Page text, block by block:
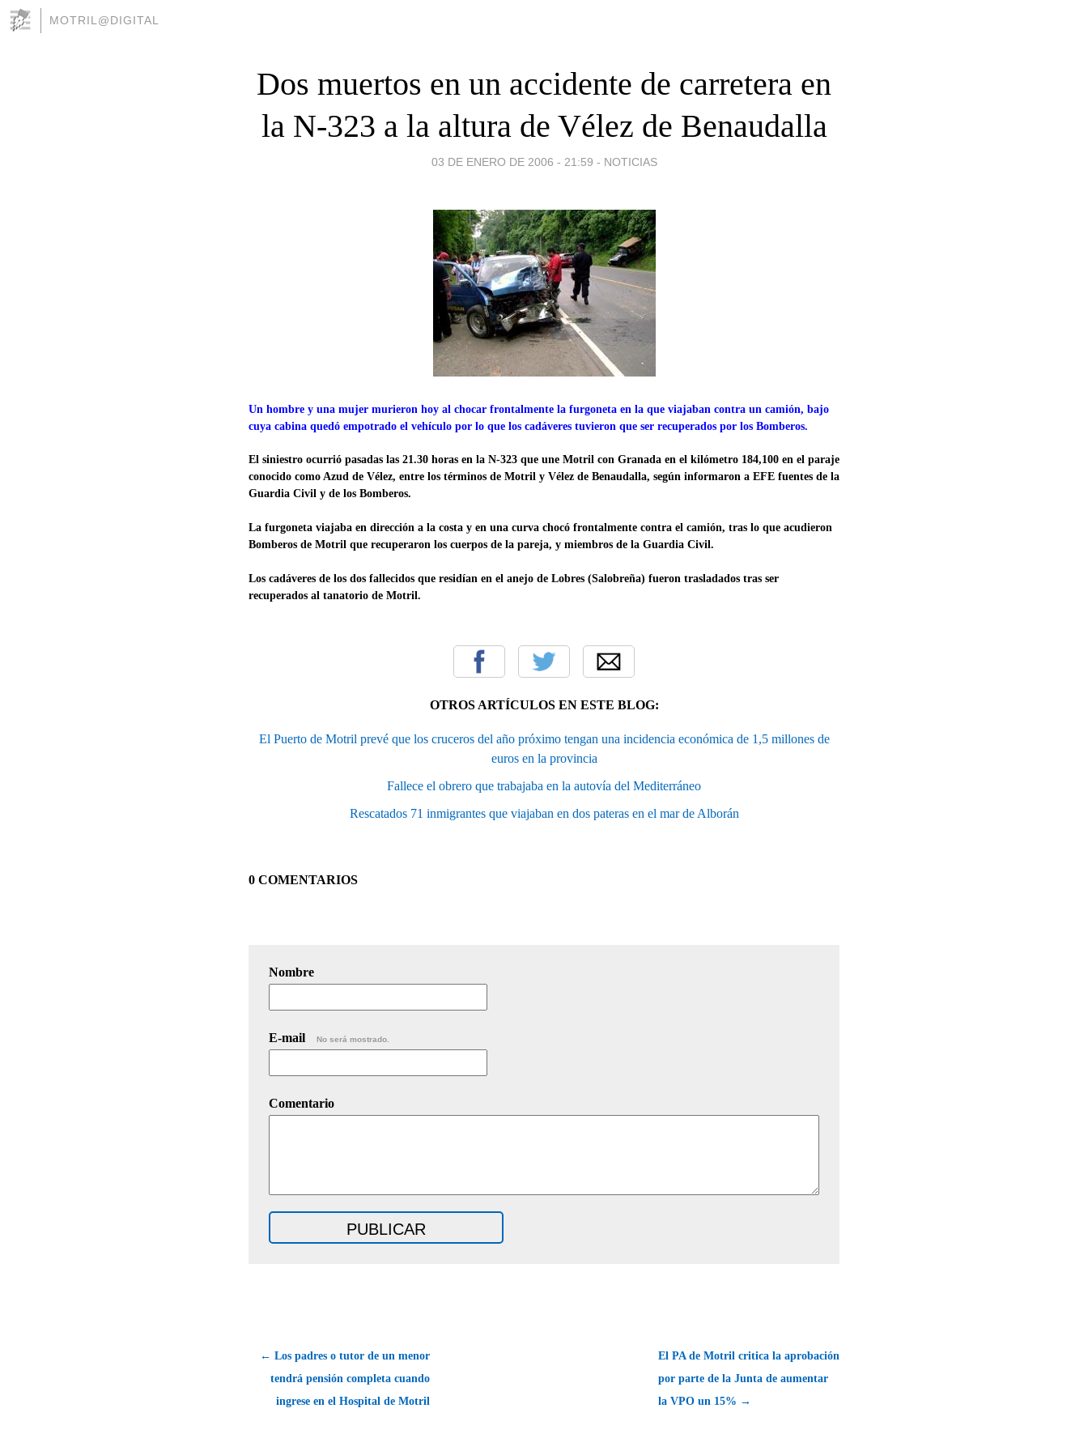
MOTRIL@DIGITAL
Dos muertos en un accidente de carretera en
la N-323 a la altura de Vélez de Benaudalla
03 DE ENERO DE 2006 - 21:59 - NOTICIAS
Un hombre y una mujer murieron hoy al chocar frontalmente la furgoneta en la que viajaban contra un camión, bajo
cuya cabina quedó empotrado el vehículo por lo que los cadáveres tuvieron que ser recuperados por los Bomberos.
El siniestro ocurrió pasadas las 21.30 horas en la N-323 que une Motril con Granada en el kilómetro 184,100 en el paraje
conocido como Azud de Vélez, entre los términos de Motril y Vélez de Benaudalla, según informaron a EFE fuentes de la
Guardia Civil y de los Bomberos.
La furgoneta viajaba en dirección a la costa y en una curva chocó frontalmente contra el camión, tras lo que acudieron
Bomberos de Motril que recuperaron los cuerpos de la pareja, y miembros de la Guardia Civil.
Los cadáveres de los dos fallecidos que residían en el anejo de Lobres (Salobreña) fueron trasladados tras ser
recuperados al tanatorio de Motril.
OTROS ARTÍCULOS EN ESTE BLOG:
El Puerto de Motril prevé que los cruceros del año próximo tengan una incidencia económica de 1,5 millones de
euros en la provincia
Fallece el obrero que trabajaba en la autovía del Mediterráneo
Rescatados 71 inmigrantes que viajaban en dos pateras en el mar de Alborán
0 COMENTARIOS
Nombre
E-mail No será mostrado.
Comentario
← Los padres o tutor de un menor
tendrá pensión completa cuando
ingrese en el Hospital de Motril
El PA de Motril critica la aprobación
por parte de la Junta de aumentar
la VPO un 15% →